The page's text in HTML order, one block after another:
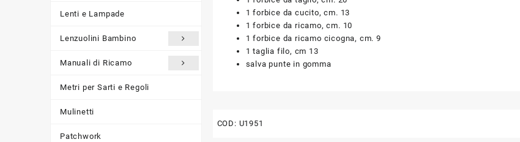
Lenti e Lampade
Lenzuolini Bambino
Manuali di Ricamo
Metri per Sarti e Regoli
Mulinetti
Patchwork
1 forbice da cucito, cm. 13
1 forbice da ricamo, cm. 10
1 forbice da ricamo cicogna, cm. 9
1 taglia filo, cm 13
salva punte in gomma
COD: U1951